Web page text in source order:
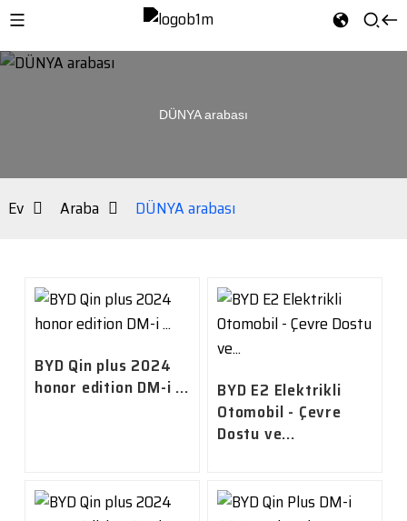
DÜNYA arabası
Ev Araba DÜNYA arabası
BYD Qin plus 2024
honor edition DM-i ...
BYD E2 Elektrikli
Otomobil - Çevre
Dostu ve...